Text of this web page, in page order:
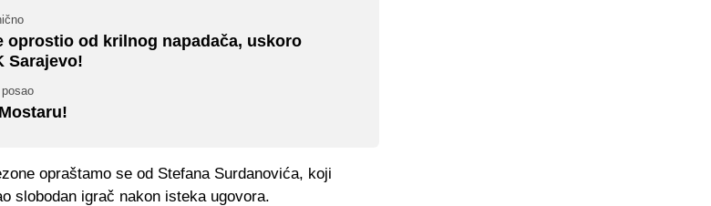
oprostio od krilnog napadača, uskoro
Sarajevo!
opraštamo se od Stefana Surdanovića, koji
slobodan igrač nakon isteka ugovora.